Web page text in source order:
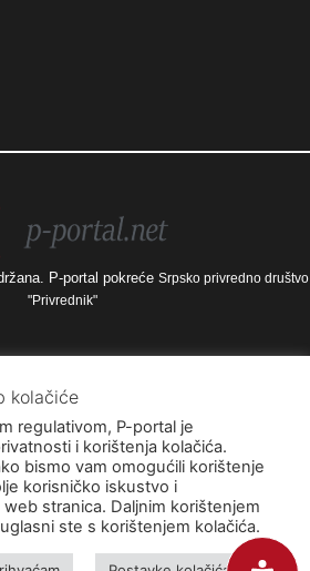
P-portal pokreće Srpsko privredno društvo
"Privrednik"
samo su autorova i ne odražavaju nužno
unije ili Europske komisije, kao ni stajališta
ni Ministarstva kulture i medija. Europska
kao ni Agencija za elektroničke medije ni
ne mogu se smatrati odgovornima za njih.
kolačiće
regulativom, P-portal je
i korištenja kolačića.
bismo vam omogućili korištenje
korisničko iskustvo i
stranica. Daljnim korištenjem
ste s korištenjem kolačića.